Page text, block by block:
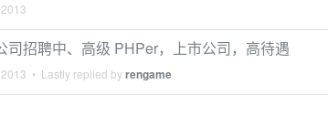
司招聘中、高级 PHPer，上市公司，高待遇
• Lastly replied byrengame